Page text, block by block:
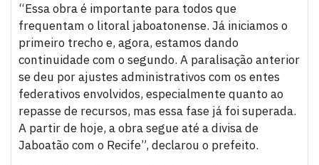
“Essa obra é importante para todos que
frequentam o litoral jaboatonense. Já iniciamos o
primeiro trecho e, agora, estamos dando
continuidade com o segundo. A paralisação anterior
se deu por ajustes administrativos com os entes
federativos envolvidos, especialmente quanto ao
repasse de recursos, mas essa fase já foi superada.
A partir de hoje, a obra segue até a divisa de
Jaboatão com o Recife”, declarou o prefeito.